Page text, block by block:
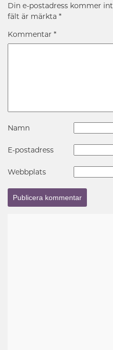
Din e-postadress kommer
fält är märkta *
Kommentar *
Namn
E-postadress
Webbplats